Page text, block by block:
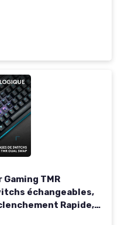
SOCD Flashtap,
Gaming TMR
échangeables,
Rapide,